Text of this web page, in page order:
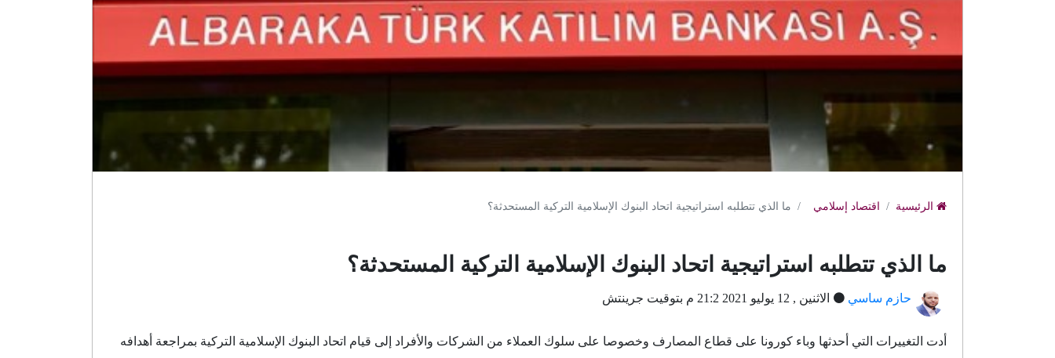
اقتصاد إسلامي ما الذي تتطلبه استراتيجية اتحاد البنوك الإسلامية التركية المستحدثة؟
ما الذي تتطلبه استراتيجية اتحاد البنوك الإسلامية التركية المستحدثة؟
حازم ساسي الاثنين , 12 يوليو 2021 21:2 م بتوقيت جرينتش
أدت التغييرات التي أحدثها وباء كورونا على قطاع المصارف وخصوصا على سلوك العملاء من الشركات والأفراد إلى قيام اتحاد البنوك الإسلامية التركية بمراجعة أهدافه